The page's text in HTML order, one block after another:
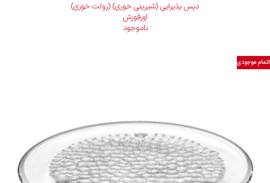
دیس پذیرایی (شیرینی خوری) (رولت خوری)
اورفورش
ناموجود
اتمام موجودی